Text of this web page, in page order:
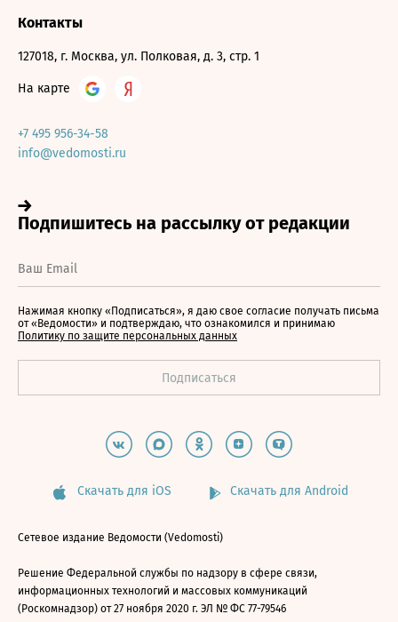
Контакты
127018, г. Москва, ул. Полковая, д. 3, стр. 1
На карте
+7 495 956-34-58
info@vedomosti.ru
Нажимая кнопку «Подписаться», я даю свое согласие получать письма
от «Ведомости» и подтверждаю, что ознакомился и принимаю
Политику по защите персональных данных
Скачать для iOS Скачать для Android
Сетевое издание Ведомости (Vedomosti)
Решение Федеральной службы по надзору в сфере связи,
информационных технологий и массовых коммуникаций
(Роскомнадзор) от 27 ноября 2020 г. ЭЛ № ФС 77-79546